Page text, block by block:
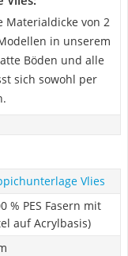
Materialdicke von 2
in unserem
Böden und alle
sich sowohl per
Vlies
% PES Fasern mit
auf Acrylbasis)